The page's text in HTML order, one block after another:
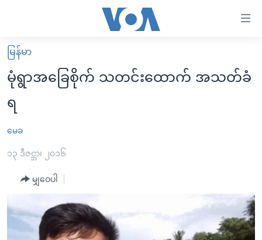
လွယ်ကူ
စေ
Link
များ
ပင်မ
ကြည့်
မူလစာမျက်နှာ
မြန်မာ
ကမ္ဘာ့သတင်းများ
အစ္စရေး-ပါလက်စတိုင်း
သတင်းလွတ်လပ်ခွင့်
အင်္ဂလိပ်စာလေ့လာမယ်
အမေရိကန်သုံးအီဒီယံ
မကြေးမုံရဲ့ အင်္ဂလိပ်စာ
အပတ်စဉ်ကဏ္ဍများ
ရေဒီယို
ရေဒီယိုနှင့်ရုပ်သံ အချက်အလက်များ
မြန်မာ
မုံရွာအခြေစိုက် သတင်းထောက် အသတ်ခံ
ရ
မေခ
၁၃ ဒီဇင္ဘာ၊ ၂၀၁၆
မျှဝေပါ